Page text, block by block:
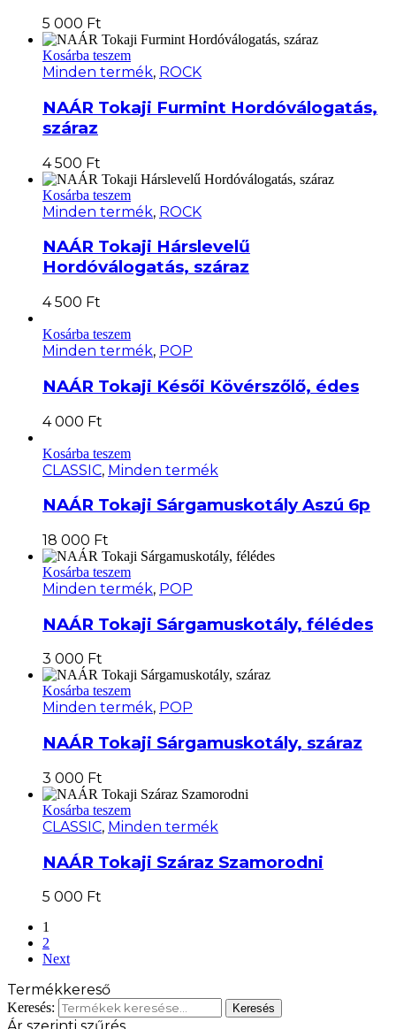
5 000 Ft
Kosárba teszem
Minden termék, ROCK
NAÁR Tokaji Furmint Hordóválogatás,
száraz
4 500 Ft
Kosárba teszem
Minden termék, ROCK
NAÁR Tokaji Hárslevelű
Hordóválogatás, száraz
4 500 Ft
Kosárba teszem
Minden termék, POP
NAÁR Tokaji Késői Kövérszőlő, édes
4 000 Ft
Kosárba teszem
CLASSIC, Minden termék
NAÁR Tokaji Sárgamuskotály Aszú 6p
18 000 Ft
Kosárba teszem
Minden termék, POP
NAÁR Tokaji Sárgamuskotály, félédes
3 000 Ft
Kosárba teszem
Minden termék, POP
NAÁR Tokaji Sárgamuskotály, száraz
3 000 Ft
Kosárba teszem
CLASSIC, Minden termék
NAÁR Tokaji Száraz Szamorodni
5 000 Ft
1
2
Next
Termékkereső
Keresés: Keresés